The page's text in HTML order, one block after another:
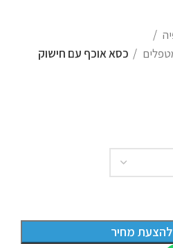
כסא אוכף עם חישוק
מחיר